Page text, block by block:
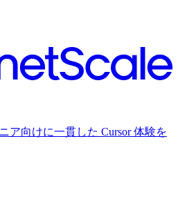
ア向けに一貫した Cursor 体験を